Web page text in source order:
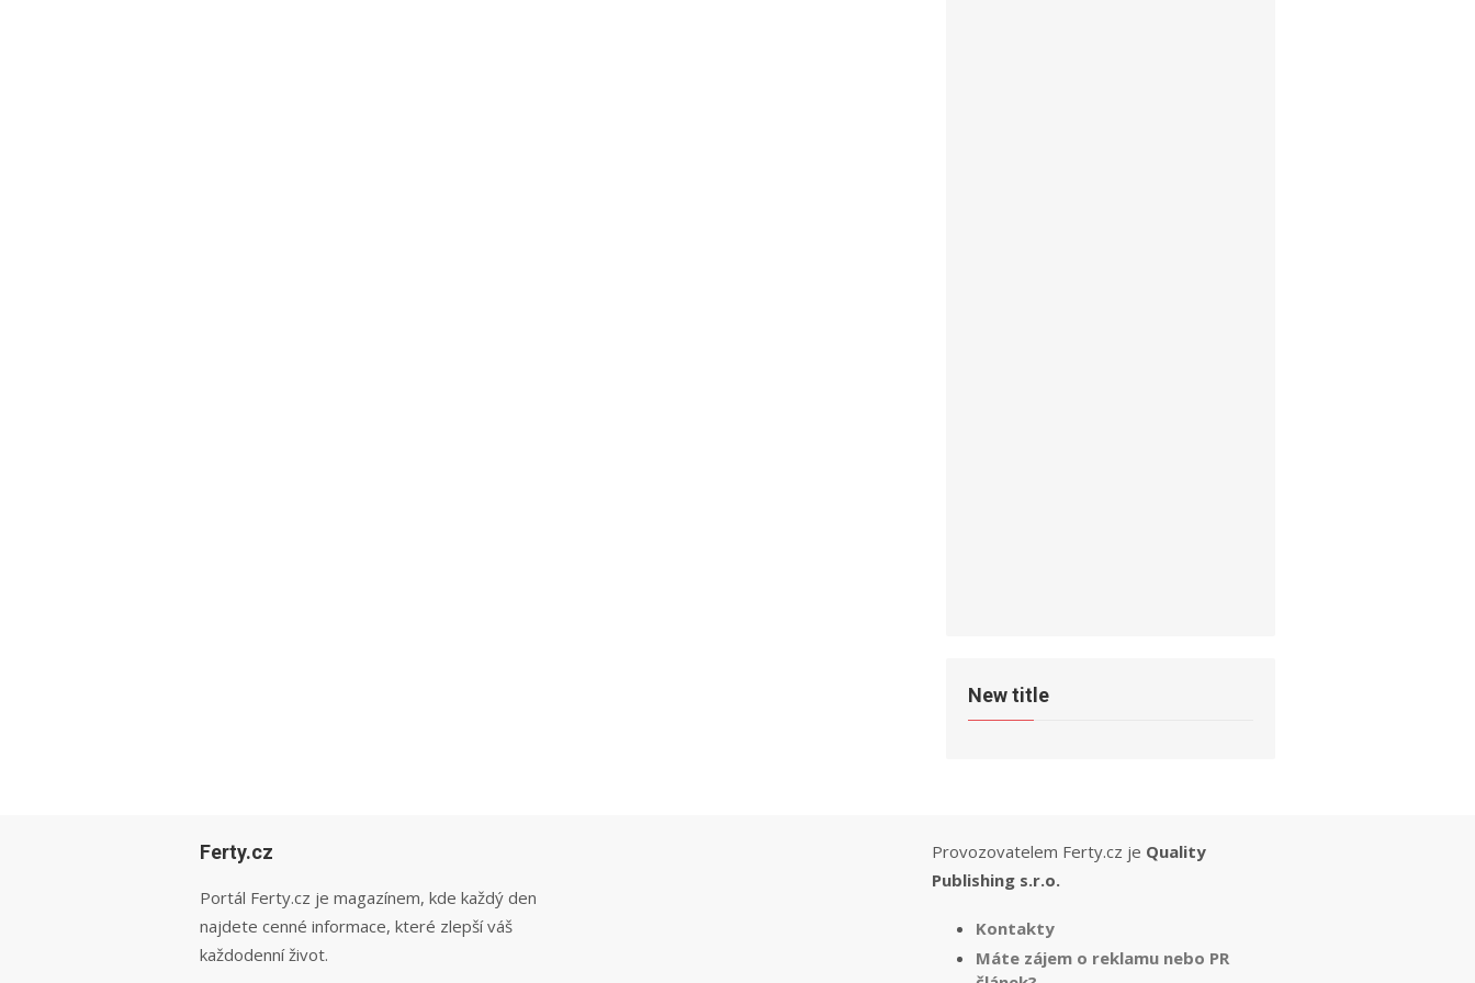
New title
Ferty.cz
Portál Ferty.cz je magazínem, kde každý den
najdete cenné informace, které zlepší váš
každodenní život.
Provozovatelem Ferty.cz je Quality
Publishing s.r.o.
Kontakty
Máte zájem o reklamu nebo PR